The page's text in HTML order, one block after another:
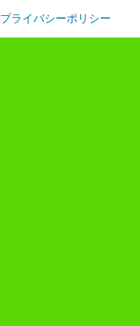
プライバシーポリシー